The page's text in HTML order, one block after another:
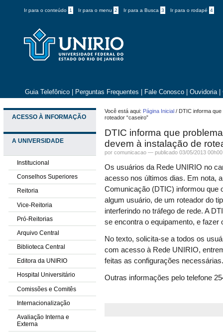
Ir para o conteúdo 1 Ir para o menu 2 Ir para a Busca 3 Ir para o rodapé 4
Guia Telefônico Perguntas Frequentes Fale Conosco Ouvidoria
ACESSO À INFORMAÇÃO
A UNIVERSIDADE
Institucional
Conselhos Superiores
Reitoria
Vice-Reitoria
Pró-Reitorias
Arquivo Central
Biblioteca Central
Editora da UNIRIO
Hospital Universitário
Comissões e Comitês
Internacionalização
Avaliação Interna e
Externa
Você está aqui: Página Inicial / DTIC informa
roteador “caseiro”
DTIC informa que
devem à instalação de
por comunicacao —publicado 03/05/2013
Os usuários da Rede UNIRIO no
acesso nos últimos dias. Em nota,
Comunicação (DTIC) informou que
algum usuário, de um roteador do
interferindo no tráfego de rede. A
se encontra o equipamento, e
No texto, solicita-se a todos os
com acesso à Rede UNIRIO,
feitas as configurações
Outras informações pelo telefone